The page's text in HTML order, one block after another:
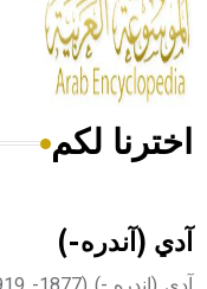
من مادة كربونات
أجود أنواعه،
هل تعلم أن الأبسيد
اخترنا لكم
آدي (آندره-)